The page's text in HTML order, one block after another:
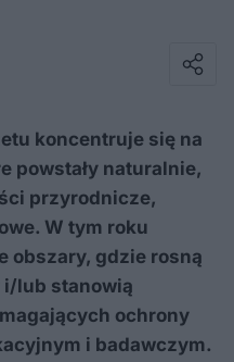
koncentruje się na
powstały naturalnie,
przyrodnicze,
W tym roku
obszary, gdzie rosną
lub stanowią
ochrony
i badawczym.